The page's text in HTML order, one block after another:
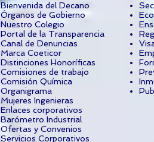
Bienvenida del Decano
Órganos de Gobierno
Nuestro Colegio
Portal de la Transparencia
Canal de Denuncias
Marca Coeticor
Distinciones Honoríficas
Comisiones de trabajo
Comisión Química
Organigrama
Mujeres Ingenieras
Enlaces corporativos
Barómetro Industrial
Ofertas y Convenios
Servicios Corporativos